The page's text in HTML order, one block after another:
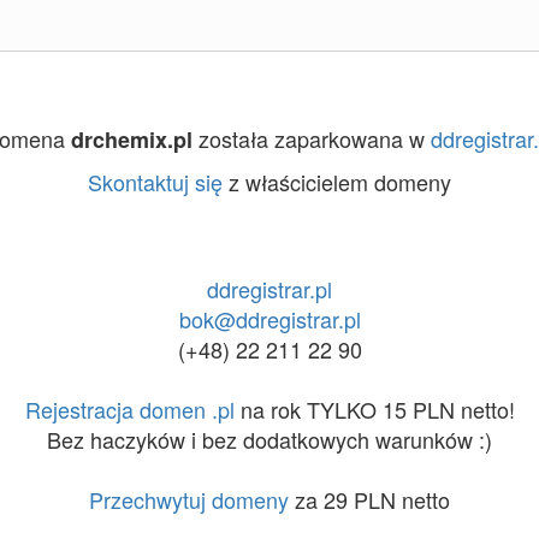
drchemix.pl została zaparkowana w
Skontaktuj sięz właścicielem domeny
ddregistrar.pl
bok@ddregistrar.pl
(+48) 22 211 22 90
Rejestracja domen .pl na rok TYLKO 15 PLN netto!
Bez haczyków i bez dodatkowych warunków :)
Przechwytuj domenyza 29 PLN netto